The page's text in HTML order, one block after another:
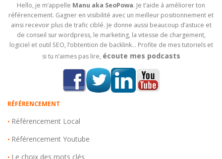
Hello, je m’appelle Manu aka SeoPowa. Je t’aide à améliorer ton
référencement. Gagner en visibilité avec un meilleur positionnement et
ainsi recevoir plus de trafic ciblé. Je donne aussi beaucoup d’astuce et
de conseil sur wordpress, le marketing, la vitesse de chargement,
logiciel et outil SEO, l’obtention de backlink… Profite de mes tutoriels et
si tu n’aimes pas lire, écoute mes podcasts
RÉFÉRENCEMENT
• Référencement Local
• Référencement Youtube
Le choix des mots clés